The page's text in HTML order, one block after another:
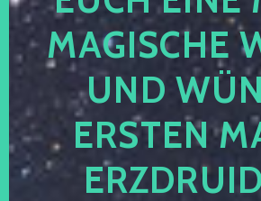
MAGISCHE
UND
ERSTEN